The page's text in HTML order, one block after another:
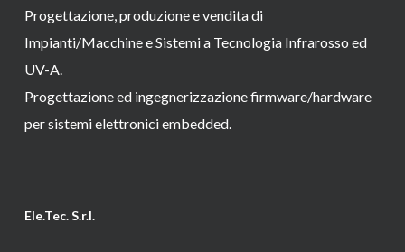
Progettazione, produzione e vendita di
Impianti/Macchine e Sistemi a Tecnologia Infrarosso ed
UV-A.
Progettazione ed ingegnerizzazione firmware/hardware
per sistemi elettronici embedded.
Ele.Tec. S.r.l.